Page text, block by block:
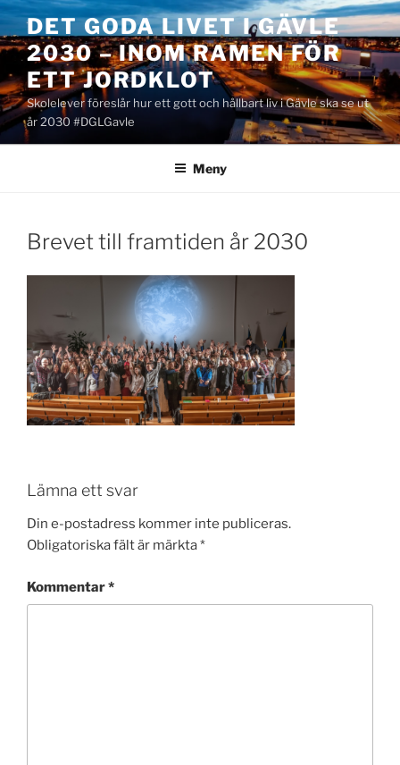
Hoppa
till
innehåll
DET GODA LIVET I GÄVLE
2030 – INOM RAMEN FÖR
ETT JORDKLOT
Skolelever föreslår hur ett gott och hållbart liv i Gävle ska se ut
år 2030 #DGLGavle
Meny
Brevet till framtiden år 2030
Lämna ett svar
Din e-postadress kommer inte publiceras.
Obligatoriska fält är märkta*
Kommentar*